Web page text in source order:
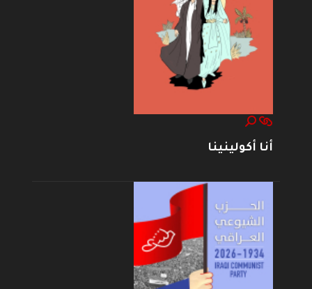
أنا أكولينينا